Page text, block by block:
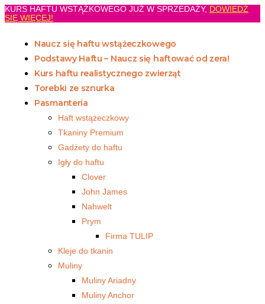
KURS HAFTU WSTĄŻKOWEGO JUŻ W SPRZEDAŻY, DOWIEDŹ
SIĘ WIĘCEJ!
Naucz się haftu wstążeczkowego
Podstawy Haftu – Naucz się haftować od zera!
Kurs haftu realistycznego zwierząt
Torebki ze sznurka
Pasmanteria
Haft wstążeczkowy
Tkaniny Premium
Gadżety do haftu
Igły do haftu
Clover
John James
Nahwelt
Prym
Firma TULIP
Kleje do tkanin
Muliny
Muliny Ariadny
Muliny Anchor